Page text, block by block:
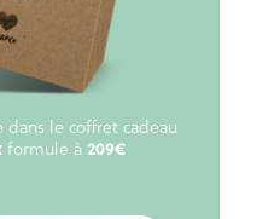
le coffret cadeau
formule à209€